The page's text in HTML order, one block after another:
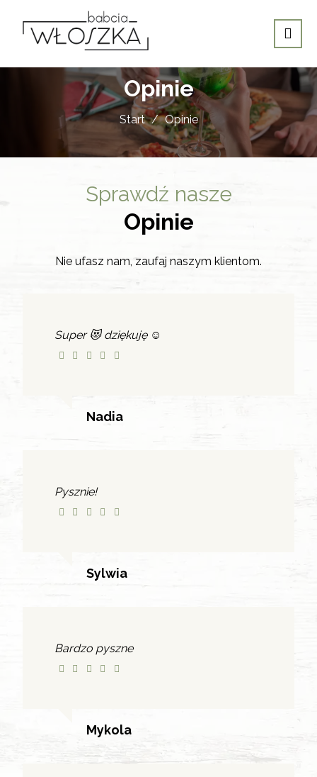
Opinie
Start Opinie
Sprawdź nasze
Opinie
Nie ufasz nam, zaufaj naszym klientom.
Super 😻 dziękuję ☺️
Nadia
Pysznie!
Sylwia
Bardzo pyszne
Mykola